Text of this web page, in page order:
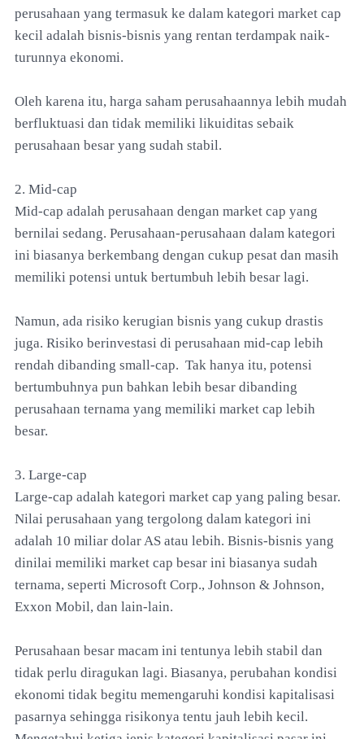
perusahaan yang termasuk ke dalam kategori market cap
kecil adalah bisnis-bisnis yang rentan terdampak naik-
turunnya ekonomi.
Oleh karena itu, harga saham perusahaannya lebih mudah
berfluktuasi dan tidak memiliki likuiditas sebaik
perusahaan besar yang sudah stabil.
2. Mid-cap
Mid-cap adalah perusahaan dengan market cap yang
bernilai sedang. Perusahaan-perusahaan dalam kategori
ini biasanya berkembang dengan cukup pesat dan masih
memiliki potensi untuk bertumbuh lebih besar lagi.
Namun, ada risiko kerugian bisnis yang cukup drastis
juga. Risiko berinvestasi di perusahaan mid-cap lebih
rendah dibanding small-cap. Tak hanya itu, potensi
bertumbuhnya pun bahkan lebih besar dibanding
perusahaan ternama yang memiliki market cap lebih
besar.
3. Large-cap
Large-cap adalah kategori market cap yang paling besar.
Nilai perusahaan yang tergolong dalam kategori ini
adalah 10 miliar dolar AS atau lebih. Bisnis-bisnis yang
dinilai memiliki market cap besar ini biasanya sudah
ternama, seperti Microsoft Corp., Johnson & Johnson,
Exxon Mobil, dan lain-lain.
Perusahaan besar macam ini tentunya lebih stabil dan
tidak perlu diragukan lagi. Biasanya, perubahan kondisi
ekonomi tidak begitu memengaruhi kondisi kapitalisasi
pasarnya sehingga risikonya tentu jauh lebih kecil.